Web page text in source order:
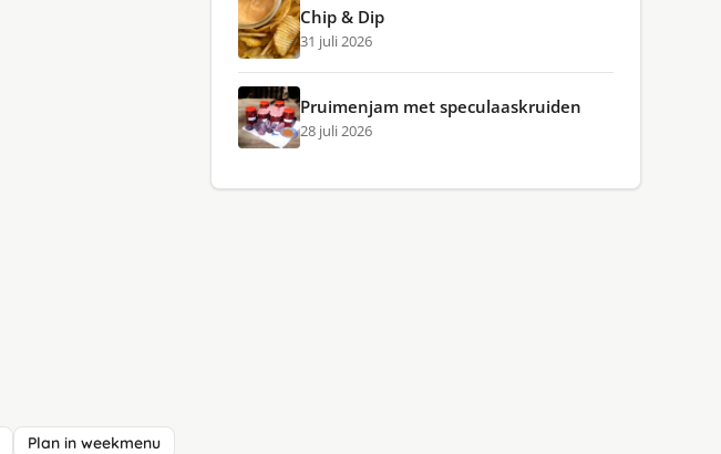
Plan in weekmenu
Chip & Dip
31 juli 2026
Pruimenjam met speculaaskruiden
28 juli 2026